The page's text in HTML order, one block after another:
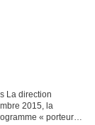
La direction
2015, la
« porteurs